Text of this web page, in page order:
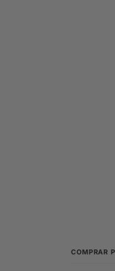
COMPRAR